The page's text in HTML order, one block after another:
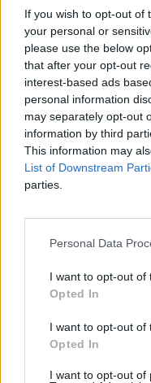
If you wish to opt-out of
your personal or
please use the below
that after your opt-out
interest-based ads
personal information
may separately opt-out
information by third
This information may
List of Downstream
parties.
Personal Data
I want to opt-out of
Opted In
I want to opt-out of
Opted In
I want to opt-out of
Tymczasem sytuacja
mogłoby się wydawać.